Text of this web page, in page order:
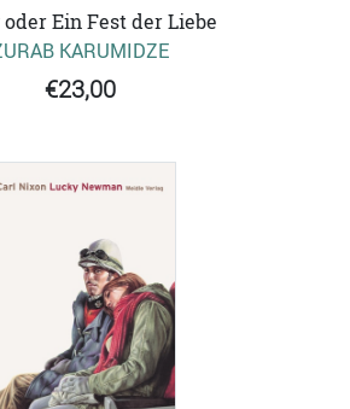
oder Ein Fest der Liebe
KARUMIDZE
€23,00